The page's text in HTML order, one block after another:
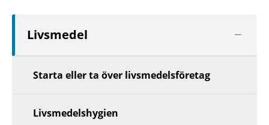
Livsmedel
Starta eller ta över livsmedelsföretag
Livsmedelshygien